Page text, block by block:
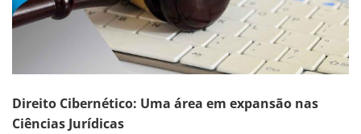
Direito Cibernético: Uma área em expansão nas
Ciências Jurídicas